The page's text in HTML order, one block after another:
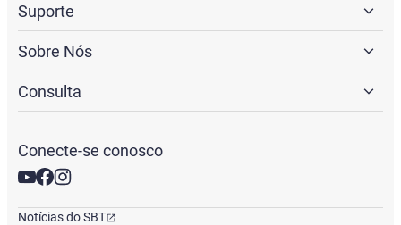
Suporte
Sobre Nós
Consulta
Conecte-se conosco
Notícias do SBT